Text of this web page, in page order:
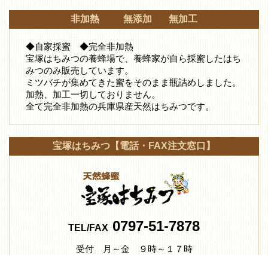
非加熱 無添加 無加工
◆自家採蜜 ◆完全非加熱
宝塚はちみつの養蜂場で、養蜂家が自ら採蜜したはち
みつのみ販売しています。
ミツバチが集めてきた蜜をそのまま瓶詰めしました。
加熱、加工一切しておりません。
全て完全非加熱の兵庫県産天然はちみつです。
宝塚はちみつ【電話・FAX注文窓口】
TEL/FAX0797-51-7878
受付 月～金 ９時～１７時